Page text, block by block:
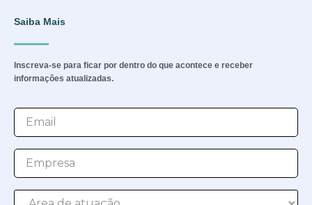
Saiba Mais
Inscreva-se para ficar por dentro do que acontece e receber
informações atualizadas.